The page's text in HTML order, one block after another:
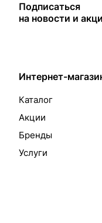
Подписаться
на новости и
Интернет-
Каталог
Акции
Бренды
Услуги